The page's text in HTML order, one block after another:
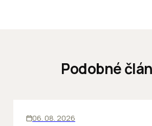
Podobné
06. 08. 2026